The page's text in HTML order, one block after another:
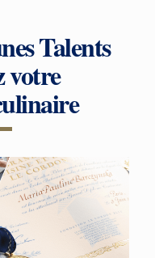
Talents
votre